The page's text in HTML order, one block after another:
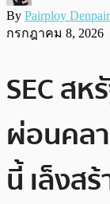
By Pairploy
กรกฎาคม 8, 2026
SEC ส
ผ่อนคล
นี้ เล็งส